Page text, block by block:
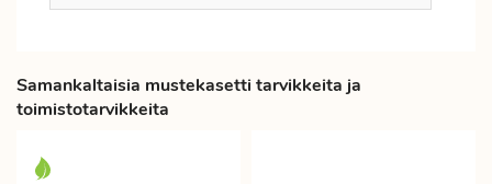
Samankaltaisia mustekasetti tarvikkeita ja
toimistotarvikkeita